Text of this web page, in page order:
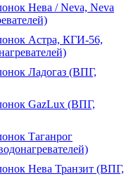
Нева / Neva, Neva
Астра, КГИ-56,
Ладогаз (ВПГ,
GazLux (ВПГ,
Таганрог
Нева Транзит (ВПГ,